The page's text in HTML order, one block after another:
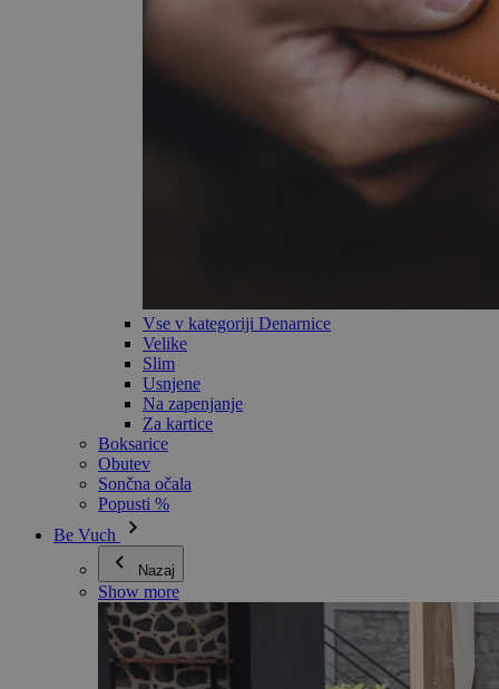
Vse v kategoriji Denarnice
Velike
Slim
Usnjene
Na zapenjanje
Za kartice
Boksarice
Obutev
Sončna očala
Popusti %
Be Vuch
Nazaj
Show more